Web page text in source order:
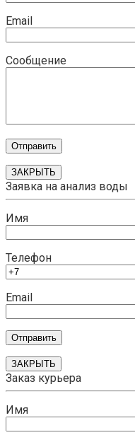
Email
Сообщение
ЗАКРЫТЬ
Заявка на анализ воды
Имя
Телефон
Email
ЗАКРЫТЬ
Заказ курьера
Имя